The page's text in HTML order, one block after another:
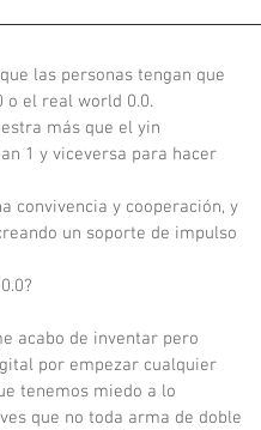
las personas tengan que
o el real world 0.0.
más que el yin
1 y viceversa para hacer
convivencia y cooperación, y
un soporte de impulso
acabo de inventar pero
por empezar cualquier
tenemos miedo a lo
que no toda arma de doble